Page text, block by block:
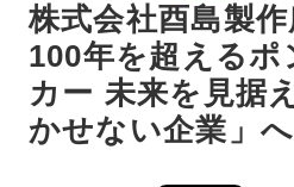
株式会社酉島製
100年を超えるポ
カー 未来を見据
かせない企業」へ